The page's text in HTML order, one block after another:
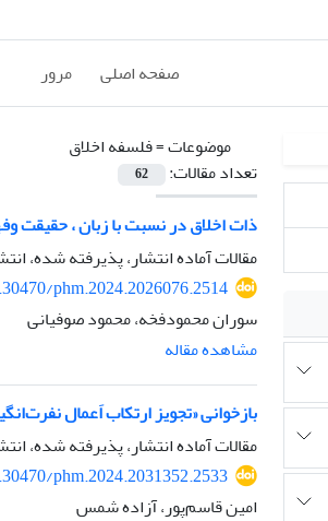
صفحه اصلی مرور
موضوعات =فلسفه اخلاق
تعداد مقالات:
62
ذات اخلاق در نسبت با زبان ، حقیقت
مقالات آماده انتشار، پذیرفته شده،
phm.2024.2026076.2514
سوران محمودفخه، محمود صوفیانی
مشاهده مقاله
بازخوانی «تجویز ارتکاب اَعمال
مقالات آماده انتشار، پذیرفته شده،
phm.2024.2031352.2533
امین قاسم‌پور، آزاده شمس